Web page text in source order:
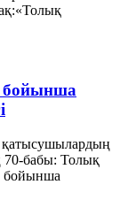
бойынша
қатысушылардың
70-бабы: Толық
бойынша